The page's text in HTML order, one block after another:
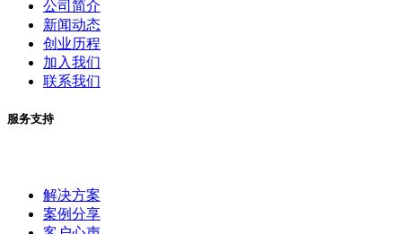
公司简介
新闻动态
创业历程
加入我们
联系我们
服务支持
解决方案
案例分享